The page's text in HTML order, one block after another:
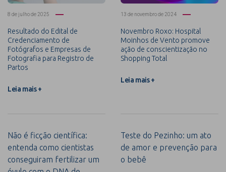
8 de julho de 2025
Resultado do Edital de
Credenciamento de
Fotógrafos e Empresas de
Fotografia para Registro de
Partos
Leia mais +
13 de novembro de 2024
Novembro Roxo: Hospital
Moinhos de Vento promove
ação de conscientização no
Shopping Total
Leia mais +
Não é ficção científica:
entenda como cientistas
conseguiram fertilizar um
Teste do Pezinho: um ato
de amor e prevenção para
o bebê